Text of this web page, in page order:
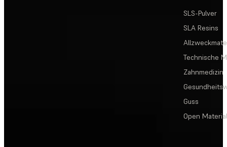
SLS-Pulver
SLA Resins
Technische
Zahnmedizin
Guss
Open